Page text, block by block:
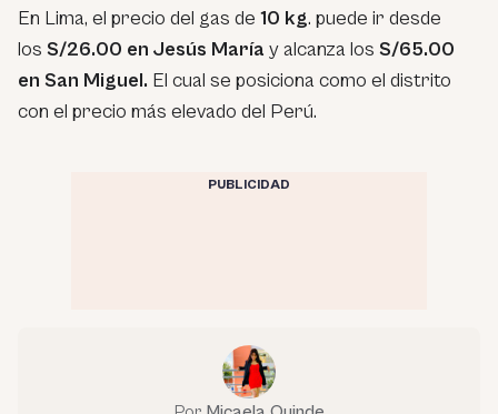
En Lima, el precio del gas de 10 kg. puede ir desde
los S/26.00 en Jesús María y alcanza los S/65.00
en San Miguel. El cual se posiciona como el distrito
con el precio más elevado del Perú.
PUBLICIDAD